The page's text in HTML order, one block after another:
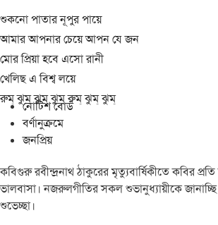
শুকনো পাতার নূপুর পায়ে
আমার আপনার চেয়ে আপন যে জন
মোর প্রিয়া হবে এসো রানী
খেলিছ এ বিশ্ব লয়ে
রুম্ ঝুম্ ঝুম্ ঝুম্ রুম্ ঝুম্ ঝুম্
নোটিশ বোর্ড
বর্ণানুক্রমে
জনপ্রিয়
কবিগুরু রবীন্দ্রনাথ ঠাকুরের মৃত্যুবার্ষিকীতে কবির প্রতি
ভালবাসা। নজরুলগীতির সকল শুভানুধ্যায়ীকে জানাচ্ছি
শুভেচ্ছা।